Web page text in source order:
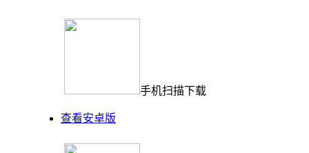
手机扫描下载
查看安卓版